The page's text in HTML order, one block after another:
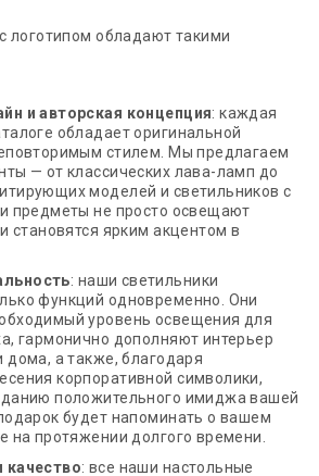
логотипом обладают такими
и авторская концепция: каждая
обладает оригинальной
стилем. Мы предлагаем
— от классических лава-ламп до
моделей и светильников с
предметы не просто освещают
становятся ярким акцентом в
: наши светильники
функций одновременно. Они
уровень освещения для
гармонично дополняют интерьер
дома, а также, благодаря
корпоративной символики,
положительного имиджа вашей
будет напоминать о вашем
на протяжении долгого времени.
качество: все наши настольные